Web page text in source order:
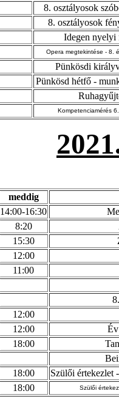
8. osztályosok
8. osztályosok
Idegen nyelyi
Opera megtekintése - 8.
Pünkösdi
Pünkösd hétfő -
Kompetenciamérés
meddig
14:00-16:30
8:20
15:30
12:00
11:00
12:00
12:00
18:00
18:00
Szülői értekezlet
18:00 Szülői